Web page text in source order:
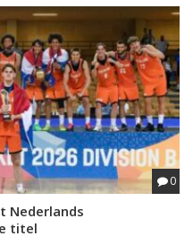
0
Nederlands
titel